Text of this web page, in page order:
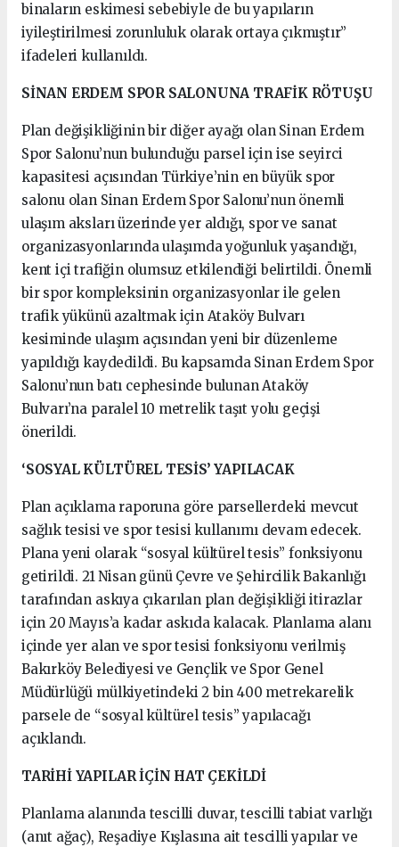
binaların eskimesi sebebiyle de bu yapıların
iyileştirilmesi zorunluluk olarak ortaya çıkmıştır”
ifadeleri kullanıldı.
SİNAN ERDEM SPOR SALONUNA TRAFİK RÖTUŞU
Plan değişikliğinin bir diğer ayağı olan Sinan Erdem
Spor Salonu’nun bulunduğu parsel için ise seyirci
kapasitesi açısından Türkiye’nin en büyük spor
salonu olan Sinan Erdem Spor Salonu’nun önemli
ulaşım aksları üzerinde yer aldığı, spor ve sanat
organizasyonlarında ulaşımda yoğunluk yaşandığı,
kent içi trafiğin olumsuz etkilendiği belirtildi. Önemli
bir spor kompleksinin organizasyonlar ile gelen
trafik yükünü azaltmak için Ataköy Bulvarı
kesiminde ulaşım açısından yeni bir düzenleme
yapıldığı kaydedildi. Bu kapsamda Sinan Erdem Spor
Salonu’nun batı cephesinde bulunan Ataköy
Bulvarı’na paralel 10 metrelik taşıt yolu geçişi
önerildi.
‘SOSYAL KÜLTÜREL TESİS’ YAPILACAK
Plan açıklama raporuna göre parsellerdeki mevcut
sağlık tesisi ve spor tesisi kullanımı devam edecek.
Plana yeni olarak “sosyal kültürel tesis” fonksiyonu
getirildi. 21 Nisan günü Çevre ve Şehircilik Bakanlığı
tarafından askıya çıkarılan plan değişikliği itirazlar
için 20 Mayıs’a kadar askıda kalacak. Planlama alanı
içinde yer alan ve spor tesisi fonksiyonu verilmiş
Bakırköy Belediyesi ve Gençlik ve Spor Genel
Müdürlüğü mülkiyetindeki 2 bin 400 metrekarelik
parsele de “sosyal kültürel tesis” yapılacağı
açıklandı.
TARİHİ YAPILAR İÇİN HAT ÇEKİLDİ
Planlama alanında tescilli duvar, tescilli tabiat varlığı
(anıt ağaç), Reşadiye Kışlasına ait tescilli yapılar ve